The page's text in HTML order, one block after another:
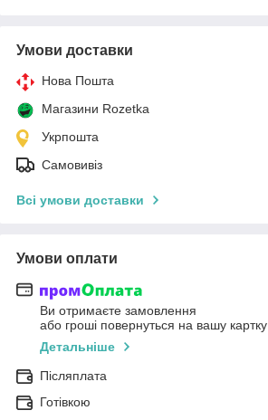
Умови доставки
Нова Пошта
Магазини Rozetka
Укрпошта
Самовивіз
Всі умови доставки
Умови оплати
Ви отримаєте замовлення
або гроші повернуться на вашу картку
Детальніше
Післяплата
Готівкою